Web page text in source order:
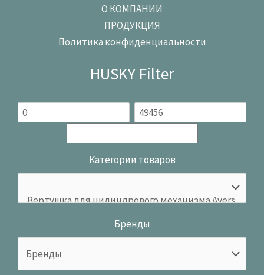
О КОМПАНИИ
ПРОДУКЦИЯ
Политика конфиденциальности
HUSKY Filter
Категории товаров
Бренды